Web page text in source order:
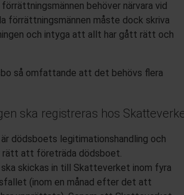
behöver närvara vid
förrättningsmännen måste dock skriva
och intyga att allt har gått rätt och
så omfattande att det behövs flera
ska registreras hos
är dödsboets legitimationshandling och
rätt att företräda dödsboet.
ka skickas in till Skatteverket inom fyra
(inom en månad efter det att